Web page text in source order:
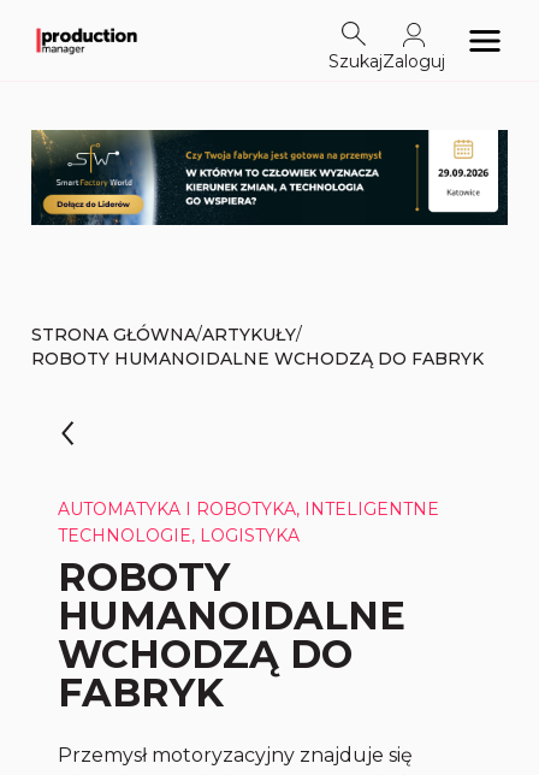
SzukajZaloguj
STRONA GŁÓWNA/ARTYKUŁY/
ROBOTY HUMANOIDALNE WCHODZĄ DO FABRYK
AUTOMATYKA I ROBOTYKA, INTELIGENTNE
TECHNOLOGIE, LOGISTYKA
ROBOTY
HUMANOIDALNE
WCHODZĄ DO
FABRYK
Przemysł motoryzacyjny znajduje się